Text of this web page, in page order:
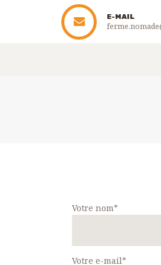
E-MAIL
Votre nom*
Votre e-mail*